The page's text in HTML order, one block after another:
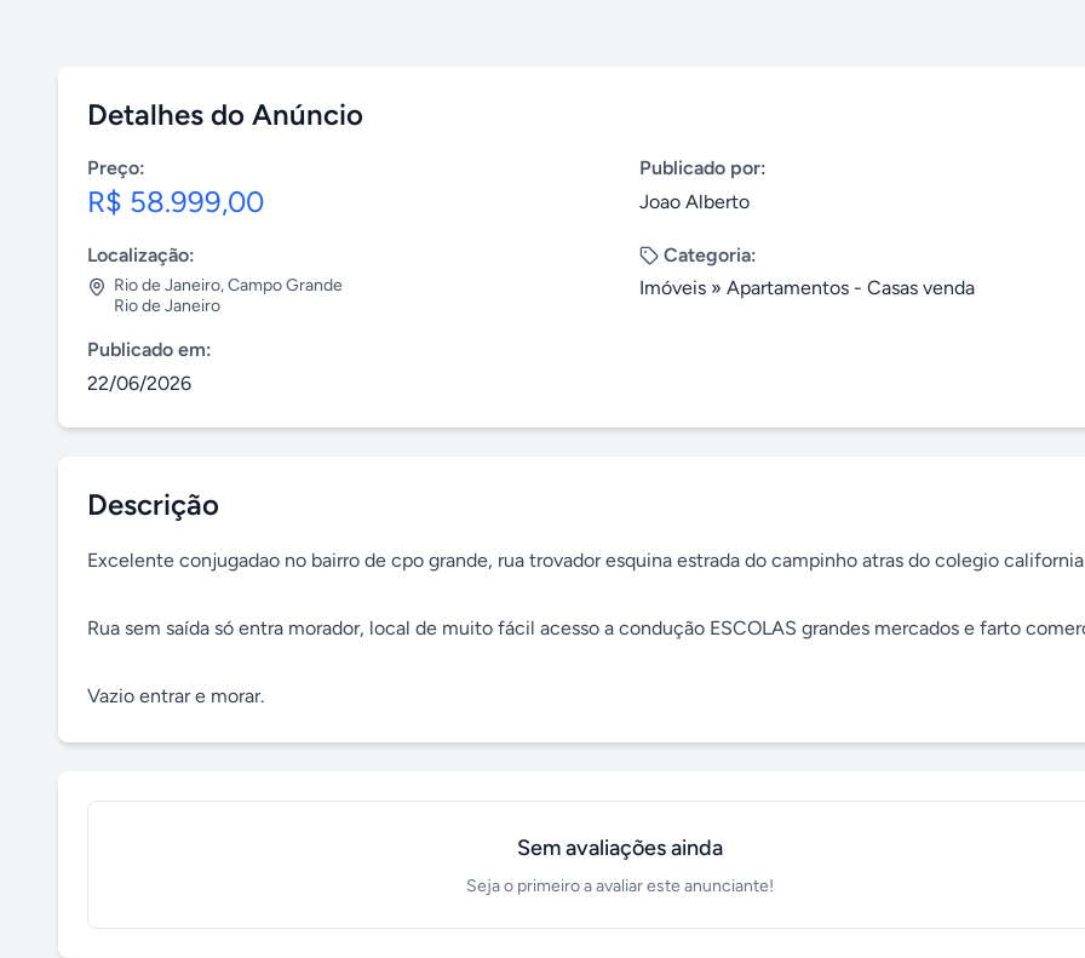
Detalhes do Anúncio
Preço:
R$ 58.999,00
Publicado por:
Joao Alberto
Localização:
Rio de Janeiro,Campo Grande
Rio de Janeiro
Categoria:
Imóveis » Apartamentos - Casas venda
Publicado em:
22/06/2026
Descrição
Excelente conjugadao no bairro de cpo grande, rua trovador esquina estrada do campinho atras do colegio
Rua sem saída só entra morador, local de muito fácil acesso a condução ESCOLAS grandes mercados e farto
Vazio entrar e morar.
Sem avaliações ainda
Seja o primeiro a avaliar este anunciante!